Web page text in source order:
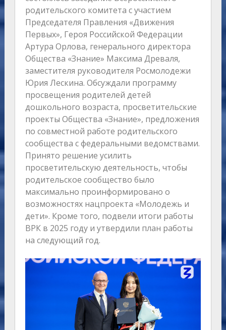
родительского комитета с участием
Председателя Правления «Движения
Первых», Героя Российской Федерации
Артура Орлова, генерального директора
Общества «Знание» Максима Древаля,
заместителя руководителя Росмолодежи
Юрия Лескина. Обсуждали программу
просвещения родителей детей
дошкольного возраста, просветительские
проекты Общества «Знание», предложения
по совместной работе родительского
сообщества с федеральными ведомствами.
Принято решение усилить
просветительскую деятельность, чтобы
родительское сообщество было
максимально проинформировано о
возможностях нацпроекта «Молодежь и
дети». Кроме того, подвели итоги работы
ВРК в 2025 году и утвердили план работы
на следующий год.